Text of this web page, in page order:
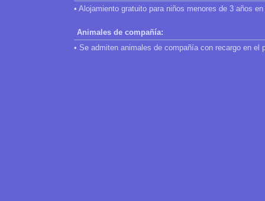
• Alojamiento gratuito para niños menores de 3 años
Animales de compañía:
• Se admiten animales de compañía con recargo en el